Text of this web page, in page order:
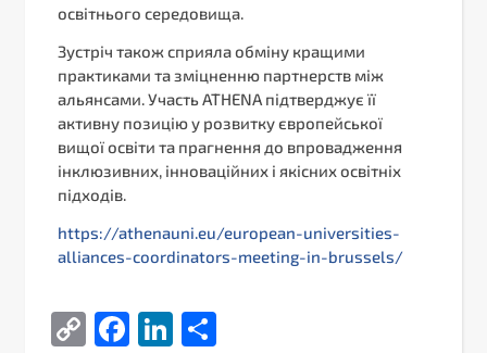
освітнього середовища.
Зустріч також сприяла обміну кращими
практиками та зміцненню партнерств між
альянсами. Участь ATHENA підтверджує її
активну позицію у розвитку європейської
вищої освіти та прагнення до впровадження
інклюзивних, інноваційних і якісних освітніх
підходів.
https://athenauni.eu/european-universities-
alliances-coordinators-meeting-in-brussels/
CopyFacebook
LinkedIn